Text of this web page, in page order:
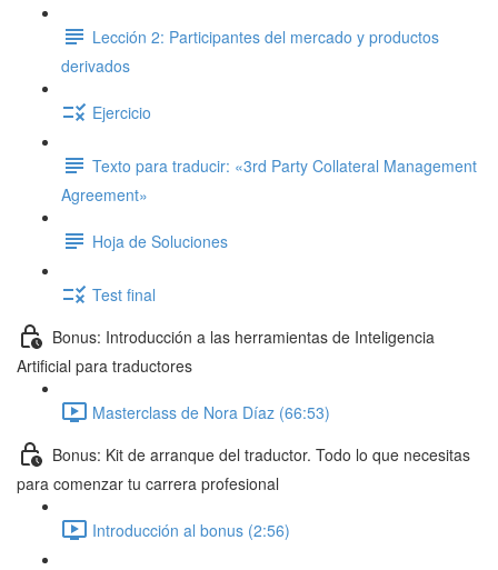
Lección 2: Participantes del mercado y productos
derivados
Ejercicio
Texto para traducir: «3rd Party Collateral Management
Agreement»
Hoja de Soluciones
Test final
Bonus: Introducción a las herramientas de Inteligencia
Artificial para traductores
Masterclass de Nora Díaz (66:53)
Bonus: Kit de arranque del traductor. Todo lo que necesitas
para comenzar tu carrera profesional
Introducción al bonus (2:56)